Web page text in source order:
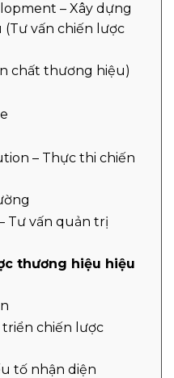
– Xây dựng
vấn chiến lược
chất thương hiệu)
– Thực thi chiến
Tư vấn quản trị
thương hiệu hiệu
chiến lược
tố nhận diện